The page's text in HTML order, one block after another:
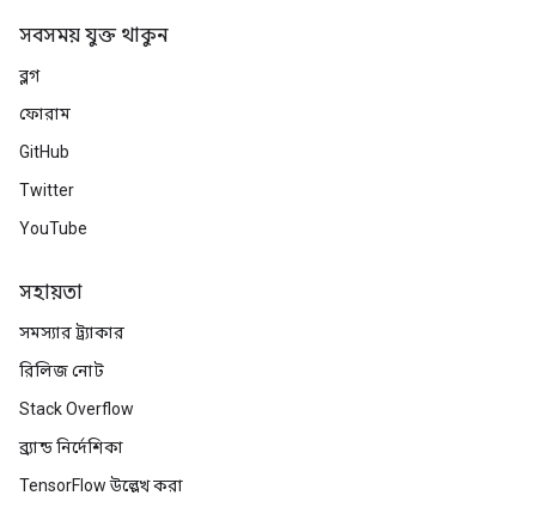
সবসময় যুক্ত থাকুন
ব্লগ
ফোরাম
GitHub
Twitter
YouTube
সহায়তা
সমস্যার ট্র্যাকার
রিলিজ নোট
Stack Overflow
ব্র্যান্ড নির্দেশিকা
TensorFlow উল্লেখ করা